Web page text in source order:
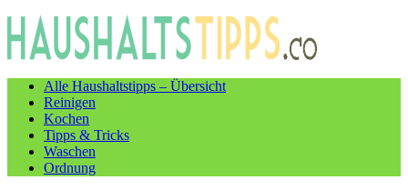
Alle Haushaltstipps – Übersicht
Reinigen
Kochen
Tipps & Tricks
Waschen
Ordnung